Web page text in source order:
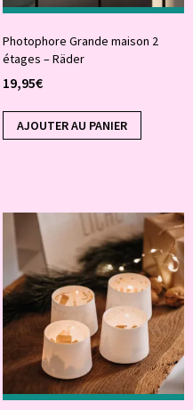
Photophore Grande maison 2
étages – Räder
19,95€
AJOUTER AU PANIER